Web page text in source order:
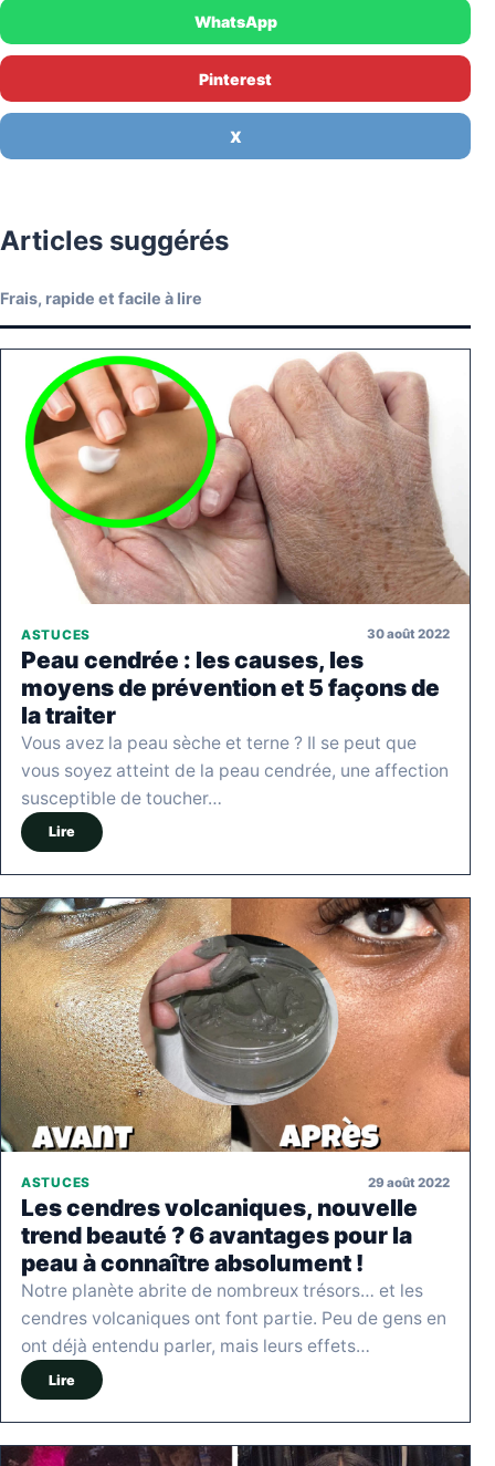
WhatsApp
Pinterest
X
Articles suggérés
Frais, rapide et facile à lire
ASTUCES 30 août 2022
Peau cendrée : les causes, les
moyens de prévention et 5 façons de
la traiter
Vous avez la peau sèche et terne ? Il se peut que
vous soyez atteint de la peau cendrée, une affection
susceptible de toucher…
Lire
ASTUCES 29 août 2022
Les cendres volcaniques, nouvelle
trend beauté ? 6 avantages pour la
peau à connaître absolument !
Notre planète abrite de nombreux trésors… et les
cendres volcaniques ont font partie. Peu de gens en
ont déjà entendu parler, mais leurs effets…
Lire